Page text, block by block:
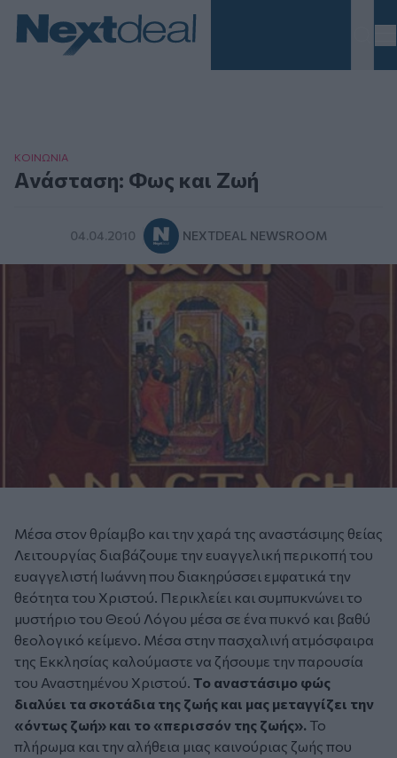
ΚΟΙΝΩΝΙΑ
Aνάσταση: Φως και Ζωή
04.04.2010 NEXTDEAL NEWSROOM
Μέσα στον θρίαμβο και την χαρά της αναστάσιμης θείας
Λειτουργίας διαβάζουμε την ευαγγελική περικοπή του
ευαγγελιστή Ιωάννη που διακηρύσσει εμφατικά την
θεότητα του Χριστού. Περικλείει και συμπυκνώνει το
μυστήριο του Θεού Λόγου μέσα σε ένα πυκνό και βαθύ
θεολογικό κείμενο. Μέσα στην πασχαλινή ατμόσφαιρα
της Εκκλησίας καλούμαστε να ζήσουμε την παρουσία
του Αναστημένου Χριστού. Το αναστάσιμο φώς
διαλύει τα σκοτάδια της ζωής και μας μεταγγίζει την
«όντως ζωή» και το «περισσόν της ζωής». Το
πλήρωμα και την αλήθεια μιας καινούριας ζωής που